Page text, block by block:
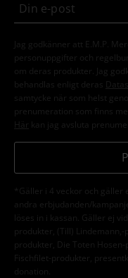
Jag godkänner att E.M.P.
personuppgifter och
om deras produkter. Jag
behandlas enligt deras
samtycke när som helst
prenumeration som finns
Här kan jag avsluta
*Gäller i 4 veckor och gäller
andra erbjudanden/
löses in i kassan. Gäller ej
produkter, (Till) Lindemann,-
produkter, Die Toten
Fischfilet-produkter,
donation.